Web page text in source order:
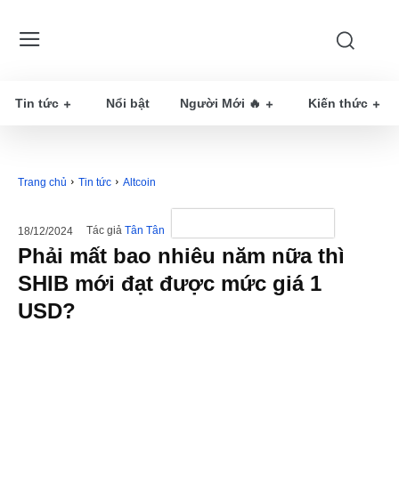
Tin tức Nổi bật Người Mới 🔥 Kiến thức
Trang chủ Tin tức Altcoin
18/12/2024 Tác giả Tân Tân
Phải mất bao nhiêu năm nữa thì
SHIB mới đạt được mức giá 1
USD?